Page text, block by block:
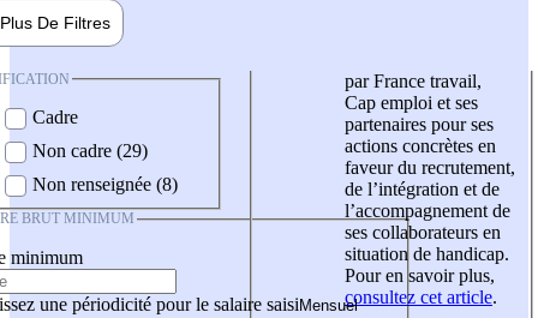
Plus De Filtres
Cadre
Non cadre (29)
Non renseignée (8)
BRUT MINIMUM
minimum
une périodicité pour le salaire saisi
par France travail,
Cap emploi et ses
partenaires pour ses
actions concrètes en
faveur du recrutement,
de l’intégration et de
l’accompagnement de
ses collaborateurs en
situation de handicap.
Pour en savoir plus,
consultez cet article.